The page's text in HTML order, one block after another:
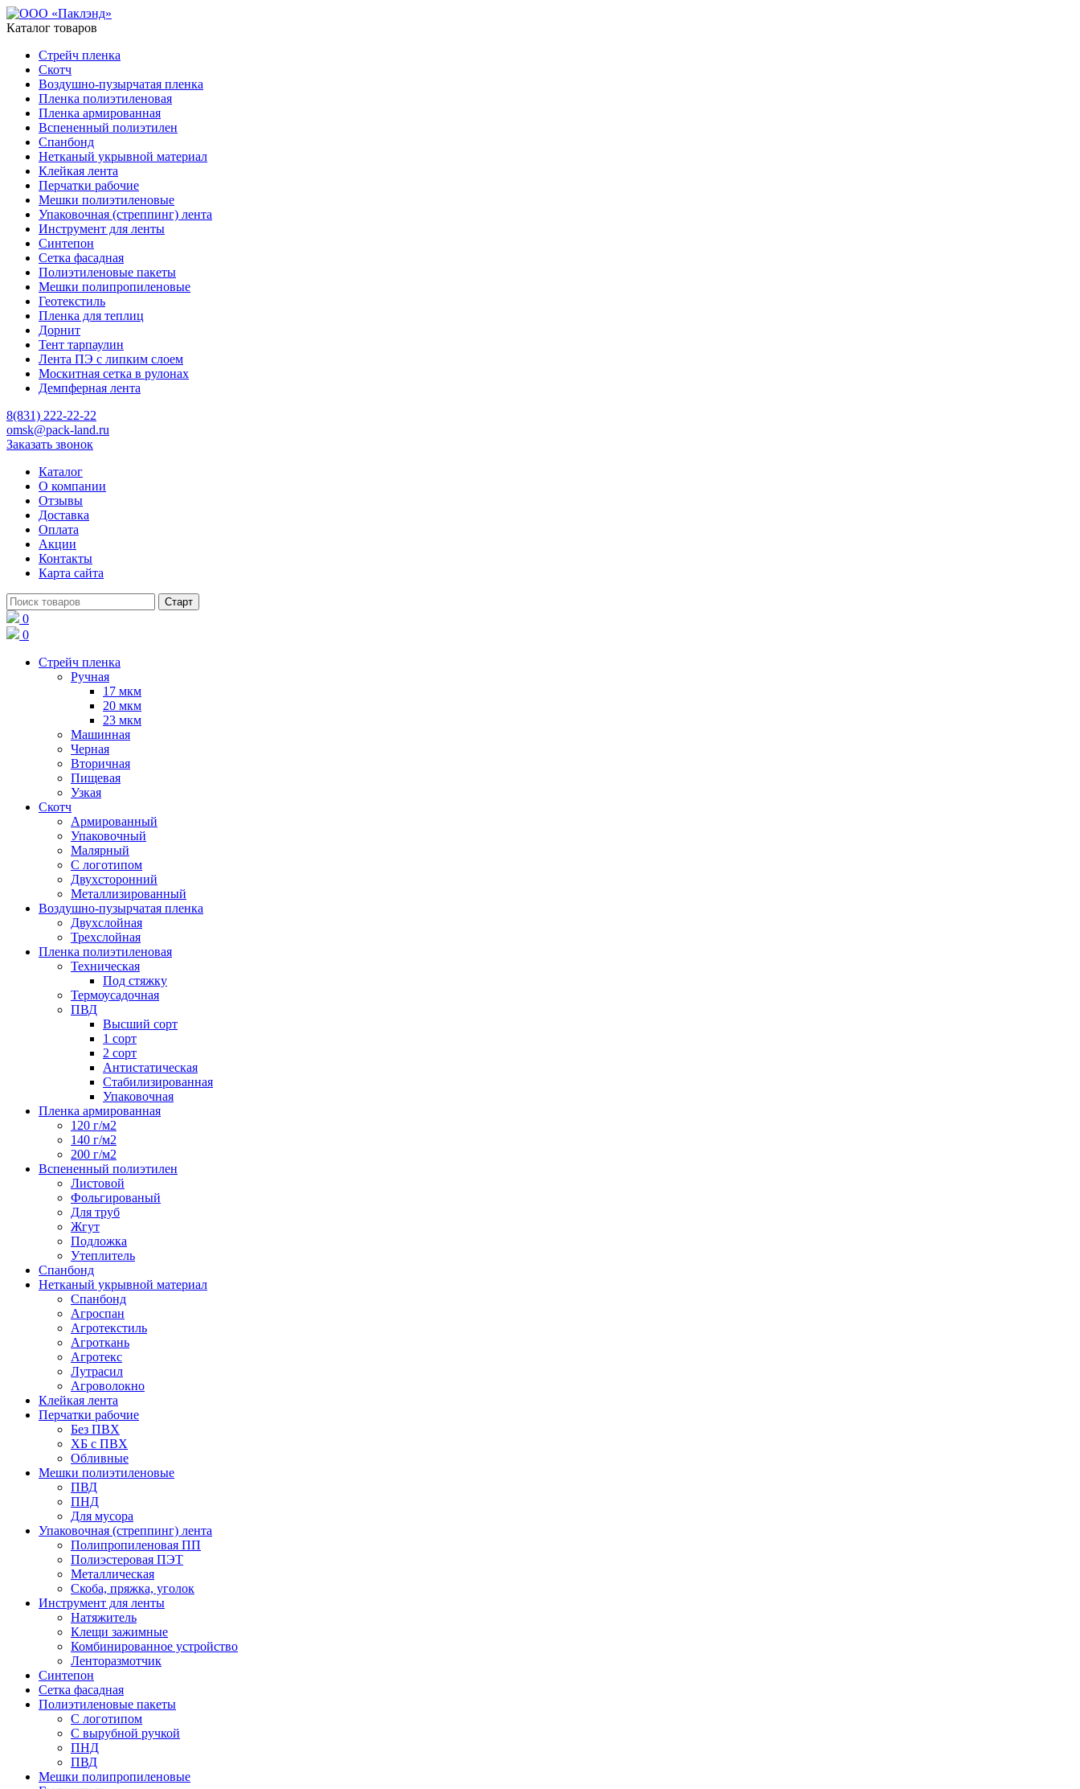
Каталог товаров
Стрейч пленка
Скотч
Воздушно-пузырчатая пленка
Пленка полиэтиленовая
Пленка армированная
Вспененный полиэтилен
Спанбонд
Нетканый укрывной материал
Клейкая лента
Перчатки рабочие
Мешки полиэтиленовые
Упаковочная (стреппинг) лента
Инструмент для ленты
Синтепон
Сетка фасадная
Полиэтиленовые пакеты
Мешки полипропиленовые
Геотекстиль
Пленка для теплиц
Дорнит
Тент тарпаулин
Лента ПЭ с липким слоем
Москитная сетка в рулонах
Демпферная лента
8(831) 222-22-22
omsk@pack-land.ru
Заказать звонок
Каталог
О компании
Отзывы
Доставка
Оплата
Акции
Контакты
Карта сайта
0
0
Стрейч пленка
Ручная
17 мкм
20 мкм
23 мкм
Машинная
Черная
Вторичная
Пищевая
Узкая
Скотч
Армированный
Упаковочный
Малярный
С логотипом
Двухсторонний
Металлизированный
Воздушно-пузырчатая пленка
Двухслойная
Трехслойная
Пленка полиэтиленовая
Техническая
Под стяжку
Термоусадочная
ПВД
Высший сорт
1 сорт
2 сорт
Антистатическая
Стабилизированная
Упаковочная
Пленка армированная
120 г/м2
140 г/м2
200 г/м2
Вспененный полиэтилен
Листовой
Фольгированый
Для труб
Жгут
Подложка
Утеплитель
Спанбонд
Нетканый укрывной материал
Спанбонд
Агроспан
Агротекстиль
Агроткань
Агротекс
Лутрасил
Агроволокно
Клейкая лента
Перчатки рабочие
Без ПВХ
ХБ с ПВХ
Обливные
Мешки полиэтиленовые
ПВД
ПНД
Для мусора
Упаковочная (стреппинг) лента
Полипропиленовая ПП
Полиэстеровая ПЭТ
Металлическая
Скоба, пряжка, уголок
Инструмент для ленты
Натяжитель
Клещи зажимные
Комбинированное устройство
Ленторазмотчик
Синтепон
Сетка фасадная
Полиэтиленовые пакеты
С логотипом
С вырубной ручкой
ПНД
ПВД
Мешки полипропиленовые